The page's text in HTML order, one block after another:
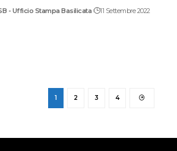
- Ufficio Stampa Basilicata 11 Settembre 2022
1 2 3 4